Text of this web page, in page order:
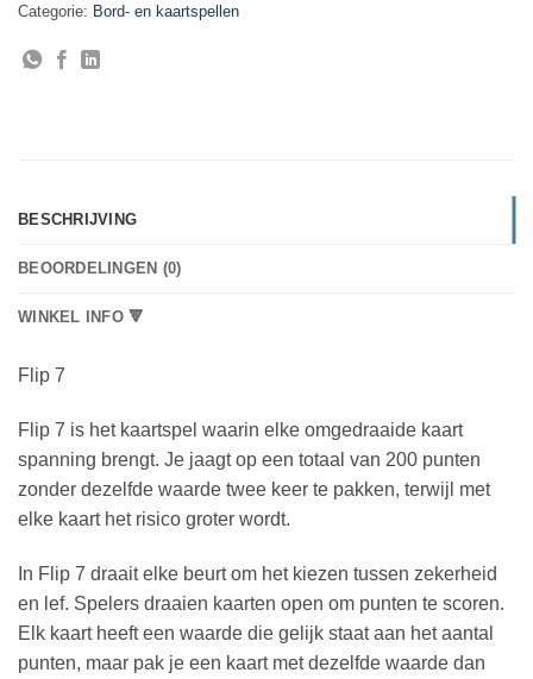
Categorie: Bord- en kaartspellen
BESCHRIJVING
BEOORDELINGEN (0)
WINKEL INFO 🔻
Flip 7
Flip 7 is het kaartspel waarin elke omgedraaide kaart
spanning brengt. Je jaagt op een totaal van 200 punten
zonder dezelfde waarde twee keer te pakken, terwijl met
elke kaart het risico groter wordt.
In Flip 7 draait elke beurt om het kiezen tussen zekerheid
en lef. Spelers draaien kaarten open om punten te scoren.
Elk kaart heeft een waarde die gelijk staat aan het aantal
punten, maar pak je een kaart met dezelfde waarde dan